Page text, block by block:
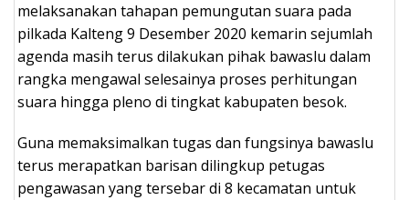
melaksanakan tahapan pemungutan suara pada
pilkada Kalteng 9 Desember 2020 kemarin sejumlah
agenda masih terus dilakukan pihak bawaslu dalam
rangka mengawal selesainya proses perhitungan
suara hingga pleno di tingkat kabupaten besok.
Guna memaksimalkan tugas dan fungsinya bawaslu
terus merapatkan barisan dilingkup petugas
pengawasan yang tersebar di 8 kecamatan untuk